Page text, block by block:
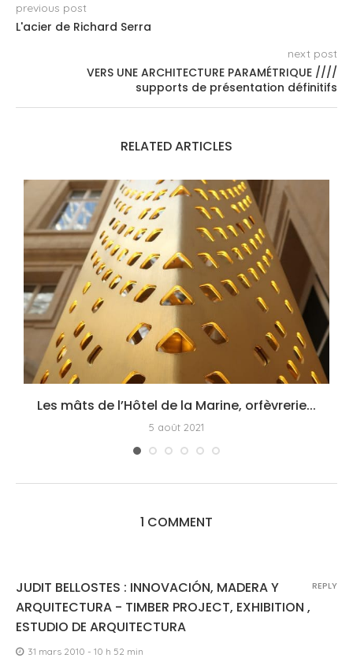
previous post
L'acier de Richard Serra
next post
VERS UNE ARCHITECTURE PARAMÉTRIQUE ////
supports de présentation définitifs
RELATED ARTICLES
Les mâts de l’Hôtel de la Marine, orfèvrerie...
5 août 2021
1 COMMENT
JUDIT BELLOSTES : INNOVACIÓN, MADERA Y
ARQUITECTURA - TIMBER PROJECT, EXHIBITION ,
ESTUDIO DE ARQUITECTURA
31 mars 2010 - 10 h 52 min
REPLY